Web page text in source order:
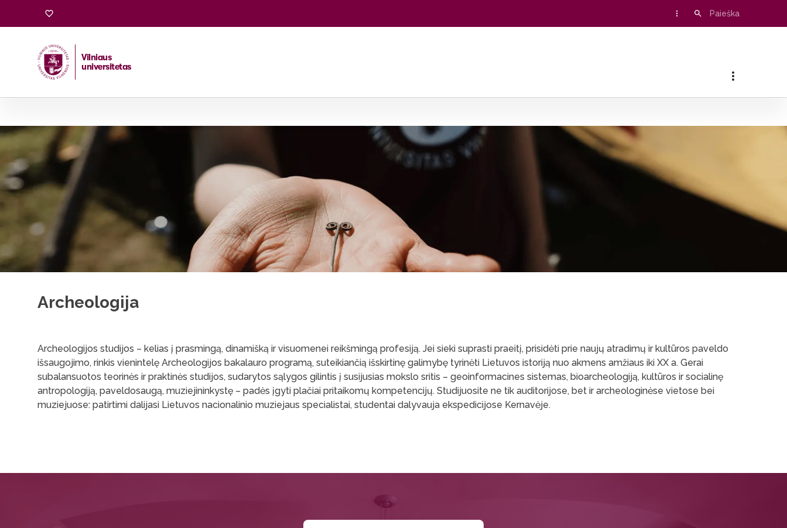
Vilniaus
universitetas
Archeologija
Archeologijos studijos – kelias į prasmingą, dinamišką ir visuomenei reikšmingą profesiją. Jei sieki suprasti praeitį, prisidėti prie naujų atradimų ir kultūros paveldo
išsaugojimo, rinkis vienintelę Archeologijos bakalauro programą, suteikiančią išskirtinę galimybę tyrinėti Lietuvos istoriją nuo akmens amžiaus iki XX a. Gerai
subalansuotos teorinės ir praktinės studijos, sudarytos sąlygos gilintis į susijusias mokslo sritis – geoinformacines sistemas, bioarcheologiją, kultūros ir socialinę
antropologiją, paveldosaugą, muziejininkystę – padės įgyti plačiai pritaikomų kompetencijų. Studijuosite ne tik auditorijose, bet ir archeologinėse vietose bei
muziejuose: patirtimi dalijasi Lietuvos nacionalinio muziejaus specialistai, studentai dalyvauja ekspedicijose Kernavėje.